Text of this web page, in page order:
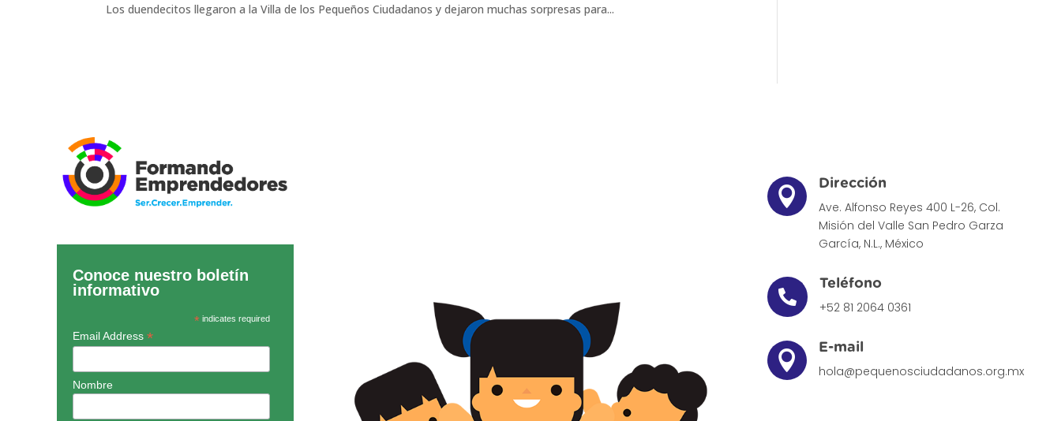
Los duendecitos llegaron a la Villa de los Pequeños Ciudadanos y dejaron muchas sorpresas para...
Conoce nuestro boletín
informativo
*indicates required
Email Address *
Nombre

Dirección
Ave. Alfonso Reyes 400 L-26, Col.
Misión del Valle San Pedro Garza
García, N.L., México

Teléfono
+52 81 2064 0361

E-mail
hola@pequenosciudadanos.org.mx